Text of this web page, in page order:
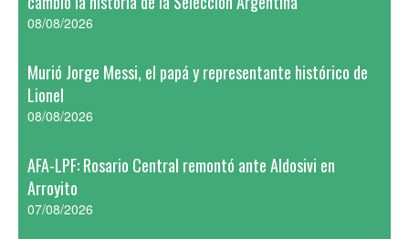
08/08/2026
Murió Jorge Messi, el papá y representante histórico de
Lionel
08/08/2026
AFA-LPF: Rosario Central remontó ante Aldosivi en
Arroyito
07/08/2026